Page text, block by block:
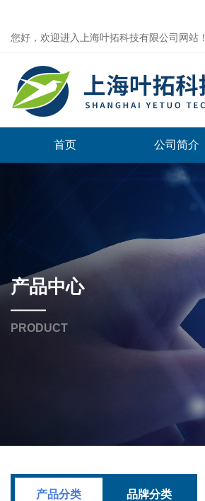
您好，欢迎进入上海叶拓科技有限公司网站！
首页 公司简介
产品中心
PRODUCT
产品分类 品牌分类